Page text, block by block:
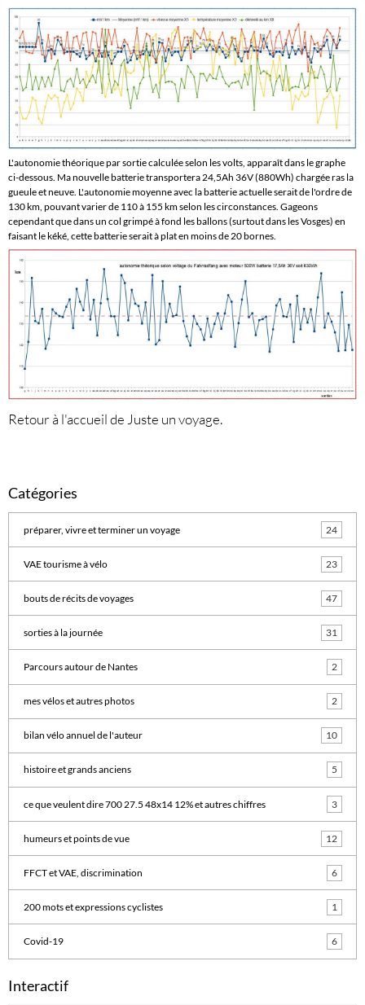
L'autonomie théorique par sortie calculée selon les volts, apparaît dans le graphe
ci-dessous. Ma nouvelle batterie transportera 24,5Ah 36V (880Wh) chargée ras la
gueule et neuve. L'autonomie moyenne avec la batterie actuelle serait de l'ordre de
130 km, pouvant varier de 110 à 155 km selon les circonstances. Gageons
cependant que dans un col grimpé à fond les ballons (surtout dans les Vosges) en
faisant le kéké, cette batterie serait à plat en moins de 20 bornes.
Retour à l'accueil de Juste un voyage.
Catégories
préparer, vivre et terminer un voyage 24
VAE tourisme à vélo 23
bouts de récits de voyages 47
sorties à la journée 31
Parcours autour de Nantes 2
mes vélos et autres photos 2
bilan vélo annuel de l'auteur 10
histoire et grands anciens 5
ce que veulent dire 700 27.5 48x14 12% et autres chiffres 3
humeurs et points de vue 12
FFCT et VAE, discrimination 6
200 mots et expressions cyclistes 1
Covid-19 6
Interactif